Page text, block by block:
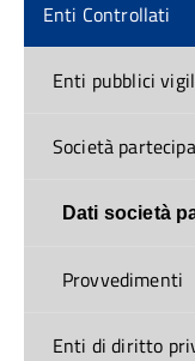
Enti Controllati
Enti pubblici
Società
Dati società
Provvedimenti
Enti di diritto